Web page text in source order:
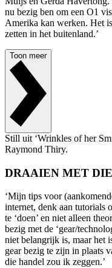
nu bezig ben om een O1
Amerika kan werken. Het
zetten in het buitenland.’
Toon meer
Still uit ‘Wrinkles of her
Raymond Thiry.
DRAAIEN MET
‘Mijn tips voor
internet, denk aan tutorials
te ‘doen’ en niet alleen
bezig met de ‘gear/
niet belangrijk is, maar het
gear bezig te zijn in plaats
die handel zou ik zeggen.’